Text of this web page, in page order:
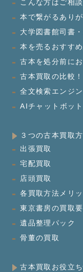
こんな方はご相
本で繋がるありが
大学図書館司書
本を売るおすす
古本を処分前に
古本買取の比較
全文検索エンジ
AIチャットボッ
３つの古本買取
出張買取
宅配買取
店頭買取
各買取方法メリ
東京書房の買取
遺品整理パック
骨董の買取
古本買取お役立